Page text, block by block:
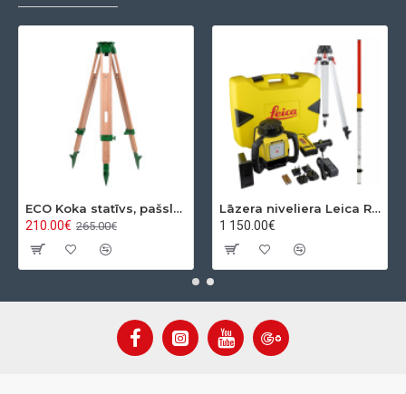
ECO Koka statīvs, pašslēdzošs, ar apaļo pamatni
210.00€ 265.00€
Lāzera niveliera Leica Rugby 610 + Rod eye 120 Basic komplekts
1 150.00€